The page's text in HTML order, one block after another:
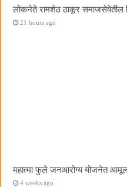
लोकनेते रामशेठ ठाकूर समाजसेवेतील
21 hours ago
महात्मा फुले जनआरोग्य योजनेत
4 weeks ago